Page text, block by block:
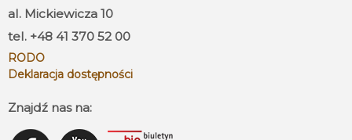
al. Mickiewicza 10
tel. +48 41 370 52 00
RODO
Deklaracja dostępności
Znajdź nas na: